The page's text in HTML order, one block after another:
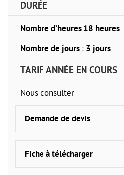
DURÉE
Nombre d’heures 18 heures
Nombre de jours : 3 jours
TARIF ANNÉE EN COURS
Nous consulter
Demande de devis
Fiche à télécharger